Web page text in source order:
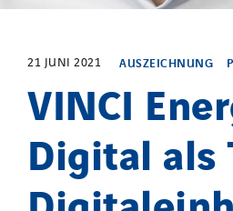
21 JUNI 2021 AUSZEICHNUNG
VINCI
Digital als